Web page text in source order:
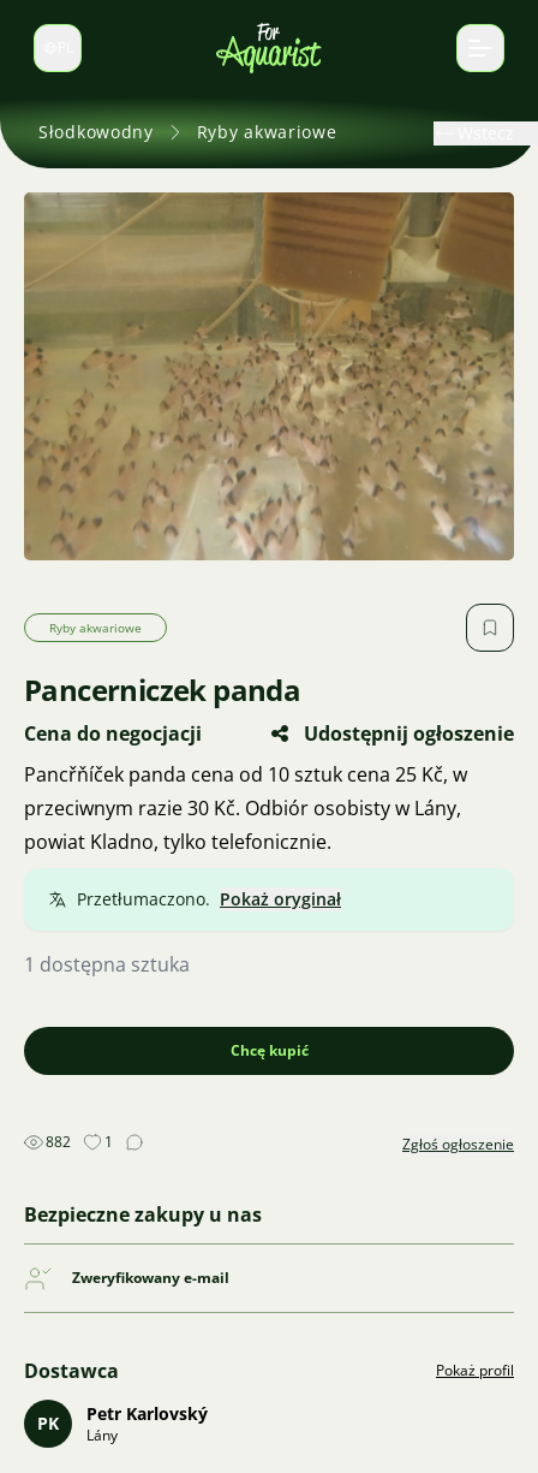
Zmień język
Słodkowodny Ryby akwariowe
Ryby akwariowe
Pancerniczek panda
Cena do negocjacji
Udostępnij ogłoszenie
Pancřňíček panda cena od 10 sztuk cena 25 Kč, w
przeciwnym razie 30 Kč. Odbiór osobisty w Lány,
powiat Kladno, tylko telefonicznie.
Przetłumaczono. Pokaż oryginał
1 dostępna sztuka
Chcę kupić
882 1 Zgłoś ogłoszenie
Bezpieczne zakupy u nas
Zweryfikowany e-mail
Dostawca Pokaż profil
PK Petr Karlovský
Lány